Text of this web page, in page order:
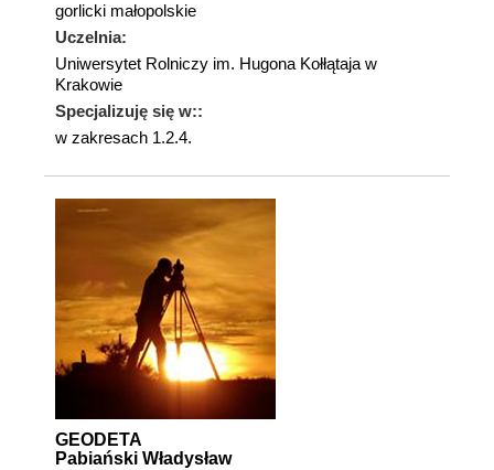
gorlicki małopolskie
Uczelnia:
Uniwersytet Rolniczy im. Hugona Kołłątaja w
Krakowie
Specjalizuję się w::
w zakresach 1.2.4.
GEODETA
Pabiański Władysław